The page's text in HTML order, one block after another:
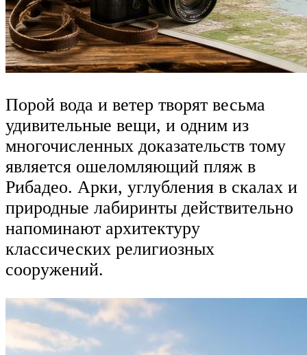
Порой вода и ветер творят весьма
удивительные вещи, и одним из
многочисленных доказательств тому
является ошеломляющий пляж в
Рибадео. Арки, углубления в скалах и
природные лабиринты действительно
напоминают архитектуру
классических религиозных
сооружений.